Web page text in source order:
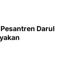
Darul